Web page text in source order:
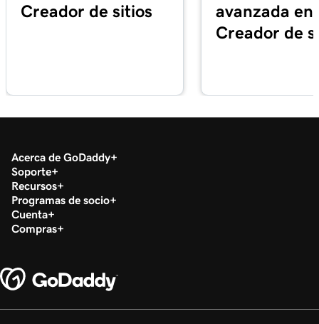
Creador de sitios
avanzada en
Creador de
Acerca de GoDaddy
Soporte
Recursos
Programas de socio
Cuenta
Compras